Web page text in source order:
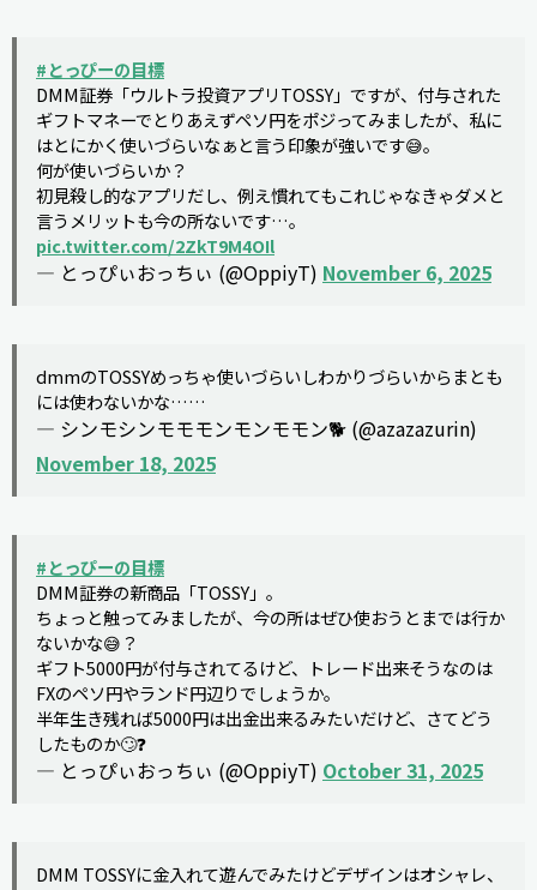
#とっぴーの目標
DMM証券「ウルトラ投資アプリTOSSY」ですが、付与された
ギフトマネーでとりあえずペソ円をポジってみましたが、私に
はとにかく使いづらいなぁと言う印象が強いです😅。
何が使いづらいか？
初見殺し的なアプリだし、例え慣れてもこれじゃなきゃダメと
言うメリットも今の所ないです…。
pic.twitter.com/2ZkT9M4OIl
— とっぴぃおっちぃ (@OppiyT) November 6, 2025
dmmのTOSSYめっちゃ使いづらいしわかりづらいからまとも
には使わないかな……
— シンモシンモモモンモンモモン🐕 (@azazazurin)
November 18, 2025
#とっぴーの目標
DMM証券の新商品「TOSSY」。
ちょっと触ってみましたが、今の所はぜひ使おうとまでは行か
ないかな😅？
ギフト5000円が付与されてるけど、トレード出来そうなのは
FXのペソ円やランド円辺りでしょうか。
半年生き残れば5000円は出金出来るみたいだけど、さてどう
したものか🙄❓
— とっぴぃおっちぃ (@OppiyT) October 31, 2025
DMM TOSSYに金入れて遊んでみたけどデザインはオシャレ、